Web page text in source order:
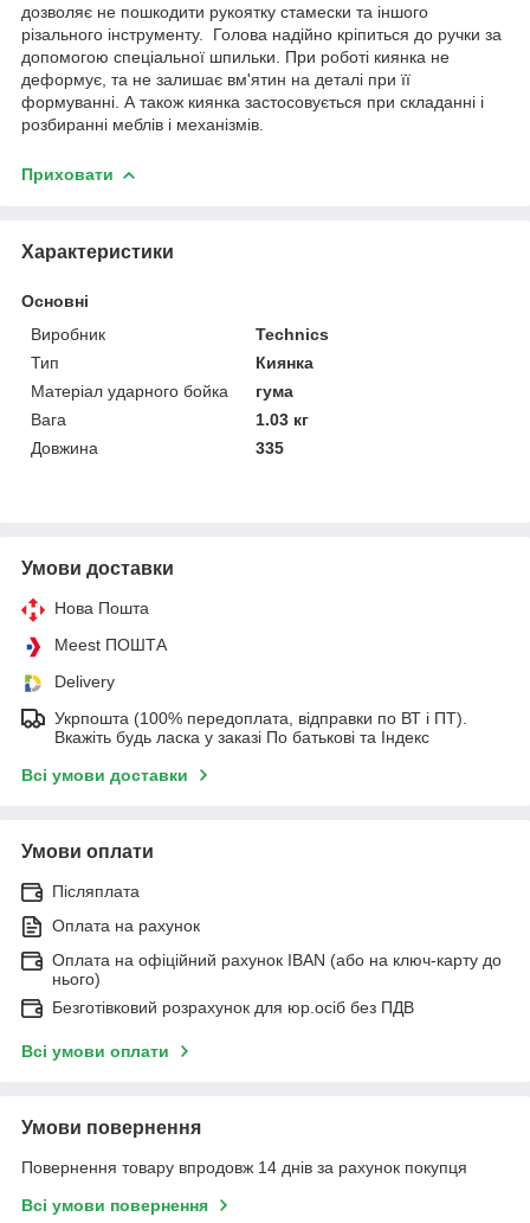
дозволяє не пошкодити рукоятку стамески та іншого
різального інструменту. Голова надійно кріпиться до ручки за
допомогою спеціальної шпильки. При роботі киянка не
деформує, та не залишає вм'ятин на деталі при її
формуванні. А також киянка застосовується при складанні і
розбиранні меблів і механізмів.
Приховати
Характеристики
Основні
Виробник
Technics
Тип
Киянка
Матеріал ударного бойка
гума
Вага
1.03 кг
Довжина
335
Умови доставки
Нова Пошта
Meest ПОШТА
Delivery
Укрпошта (100% передоплата, відправки по ВТ і ПТ).
Вкажіть будь ласка у заказі По батькові та Індекс
Всі умови доставки
Умови оплати
Післяплата
Оплата на рахунок
Оплата на офіційний рахунок IBAN (або на ключ-карту до
нього)
Безготівковий розрахунок для юр.осіб без ПДВ
Всі умови оплати
Умови повернення
Повернення товару впродовж 14 днів за рахунок покупця
Всі умови повернення